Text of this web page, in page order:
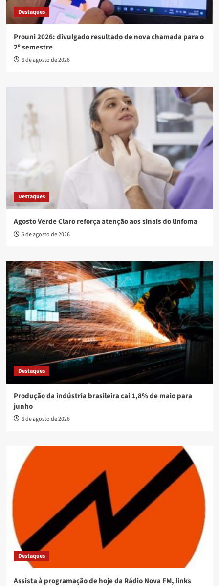
Destaques
Prouni 2026: divulgado resultado de nova chamada para o
2º semestre
6 de agosto de 2026
Destaques
Agosto Verde Claro reforça atenção aos sinais do linfoma
6 de agosto de 2026
Destaques
Produção da indústria brasileira cai 1,8% de maio para
junho
6 de agosto de 2026
Destaques
Assista à programação de hoje da Rádio Nova FM, links